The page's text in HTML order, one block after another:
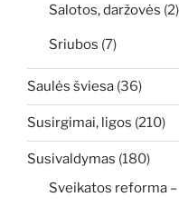
Salotos, daržovės (2)
Sriubos (7)
Saulės šviesa (36)
Susirgimai, ligos (210)
Susivaldymas (180)
Sveikatos reforma –